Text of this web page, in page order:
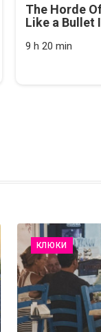
The Horde
Like a Bullet
9 h 20 min
КЛЮКИ